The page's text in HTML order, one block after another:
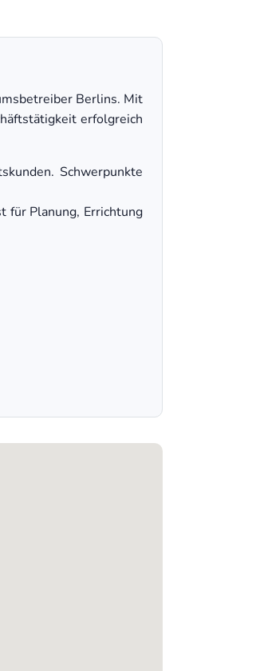
Berlins. Mit
erfolgreich
Schwerpunkte
für Planung, Errichtung